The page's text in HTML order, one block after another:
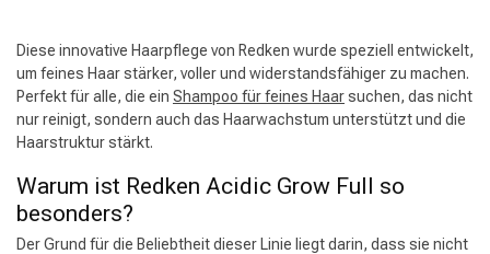
Diese innovative Haarpflege von Redken wurde speziell entwickelt,
um feines Haar stärker, voller und widerstandsfähiger zu machen.
Perfekt für alle, die ein Shampoo für feines Haarsuchen, das nicht
nur reinigt, sondern auch das Haarwachstum unterstützt und die
Haarstruktur stärkt.
Warum ist Redken Acidic Grow Full so
besonders?
Der Grund für die Beliebtheit dieser Linie liegt darin, dass sie nicht